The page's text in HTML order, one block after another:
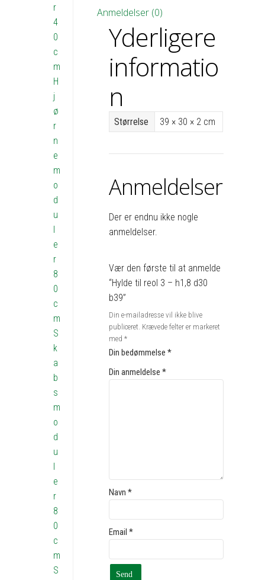
b39
antal
Anmeldelser (0)
Yderligere
informatio
n
Størrelse 39 × 30 × 2 cm
Anmeldelser
Der er endnu ikke nogle
anmeldelser.
Vær den første til at anmelde
“Hylde til reol 3 – h1,8 d30
b39”
Din e-mailadresse vil ikke blive
publiceret. Krævede felter er markeret
med*
Din bedømmelse*
Din anmeldelse*
Navn*
Email*
r
4
0
c
m
H
j
ø
r
n
e
m
o
d
u
l
e
r
8
0
c
m
S
k
a
b
s
m
o
d
u
l
e
r
8
0
c
m
S